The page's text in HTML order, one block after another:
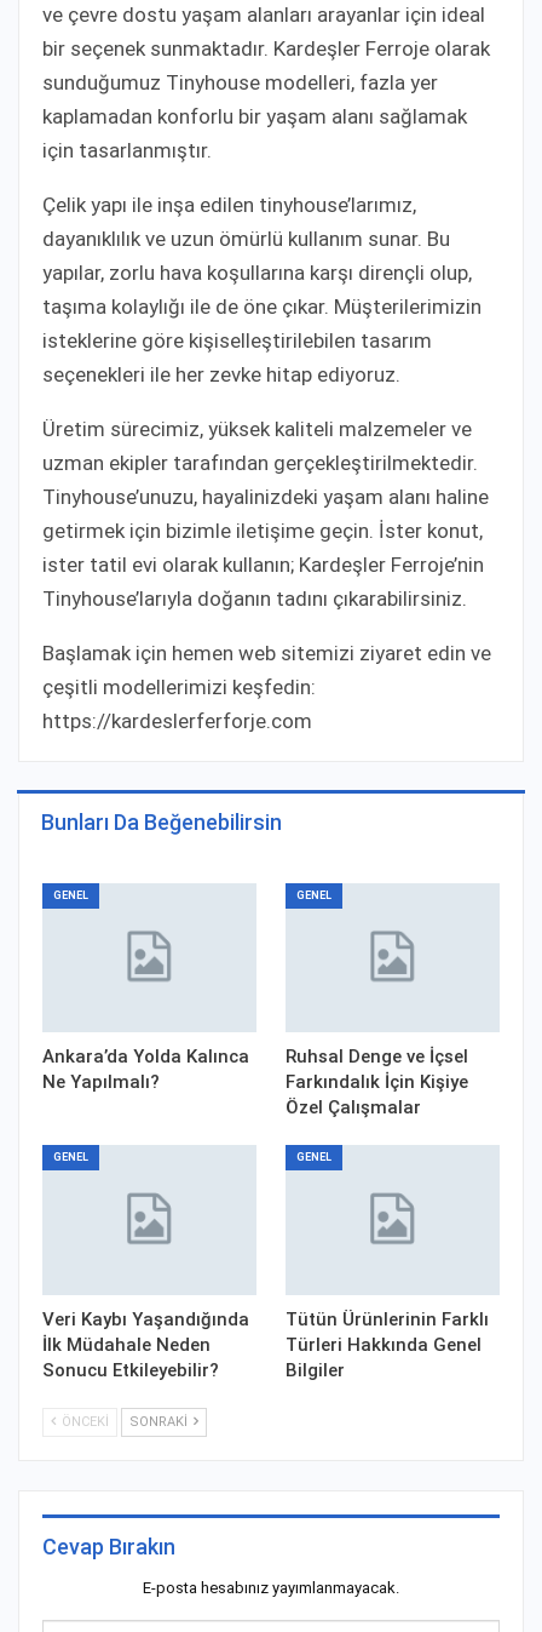
ve çevre dostu yaşam alanları arayanlar için ideal
bir seçenek sunmaktadır. Kardeşler Ferroje olarak
sunduğumuz Tinyhouse modelleri, fazla yer
kaplamadan konforlu bir yaşam alanı sağlamak
için tasarlanmıştır.
Çelik yapı ile inşa edilen tinyhouse’larımız,
dayanıklılık ve uzun ömürlü kullanım sunar. Bu
yapılar, zorlu hava koşullarına karşı dirençli olup,
taşıma kolaylığı ile de öne çıkar. Müşterilerimizin
isteklerine göre kişiselleştirilebilen tasarım
seçenekleri ile her zevke hitap ediyoruz.
Üretim sürecimiz, yüksek kaliteli malzemeler ve
uzman ekipler tarafından gerçekleştirilmektedir.
Tinyhouse’unuzu, hayalinizdeki yaşam alanı haline
getirmek için bizimle iletişime geçin. İster konut,
ister tatil evi olarak kullanın; Kardeşler Ferroje’nin
Tinyhouse’larıyla doğanın tadını çıkarabilirsiniz.
Başlamak için hemen web sitemizi ziyaret edin ve
çeşitli modellerimizi keşfedin:
https://kardeslerferforje.com
Bunları Da Beğenebilirsin
GENEL
Ankara’da Yolda Kalınca
Ne Yapılmalı?
GENEL
Ruhsal Denge ve İçsel
Farkındalık İçin Kişiye
Özel Çalışmalar
GENEL
Veri Kaybı Yaşandığında
İlk Müdahale Neden
Sonucu Etkileyebilir?
GENEL
Tütün Ürünlerinin Farklı
Türleri Hakkında Genel
Bilgiler
ÖNCEKI SONRAKI
Cevap Bırakın
E-posta hesabınız yayımlanmayacak.